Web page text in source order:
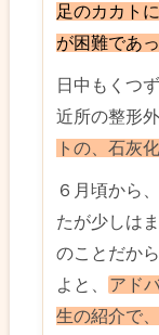
足のカカト
が困難であっ
日中もくつ
近所の整形
トの、石灰
６月頃から
たが少しは
のことだか
よと、
アド
生の紹介で